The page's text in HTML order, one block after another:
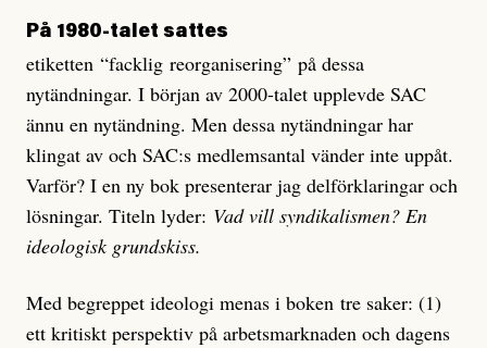
På 1980-talet sattes
etiketten “facklig reorganisering” på dessa
nytändningar. I början av 2000-talet upplevde SAC
ännu en nytändning. Men dessa nytändningar har
klingat av och SAC:s medlemsantal vänder inte uppåt.
Varför? I en ny bok presenterar jag delförklaringar och
lösningar. Titeln lyder: Vad vill syndikalismen? En
ideologisk grundskiss.
Med begreppet ideologi menas i boken tre saker: (1)
ett kritiskt perspektiv på arbetsmarknaden och dagens